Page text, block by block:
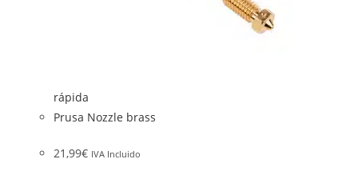
rápida
Prusa Nozzle brass
21,99€ IVA Incluido